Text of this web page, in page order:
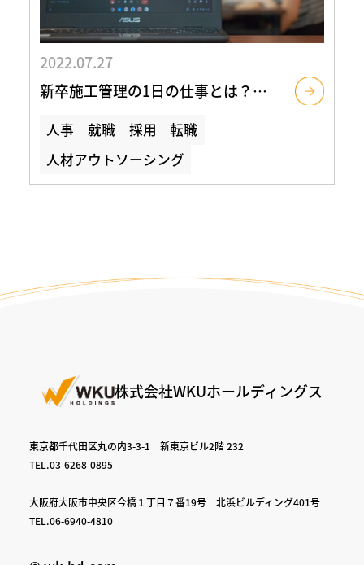
2022.07.27
新卒施工管理の1日の仕事とは？リアルな働き方と月1研修の様子を紹介
人事 就職 採用
転職
人材アウトソーシング
株式会社WKUホールディングス
東京都千代田区丸の内3-3-1 新東京ビル2階 232
TEL.03-6268-0895
大阪府大阪市中央区今橋１丁目７番19号 北浜ビルディング401号
TEL.06-6940-4810